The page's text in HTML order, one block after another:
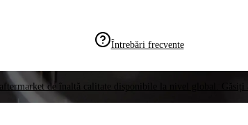
Întrebări frecvente
de înaltă calitate disponibile la nivel global.